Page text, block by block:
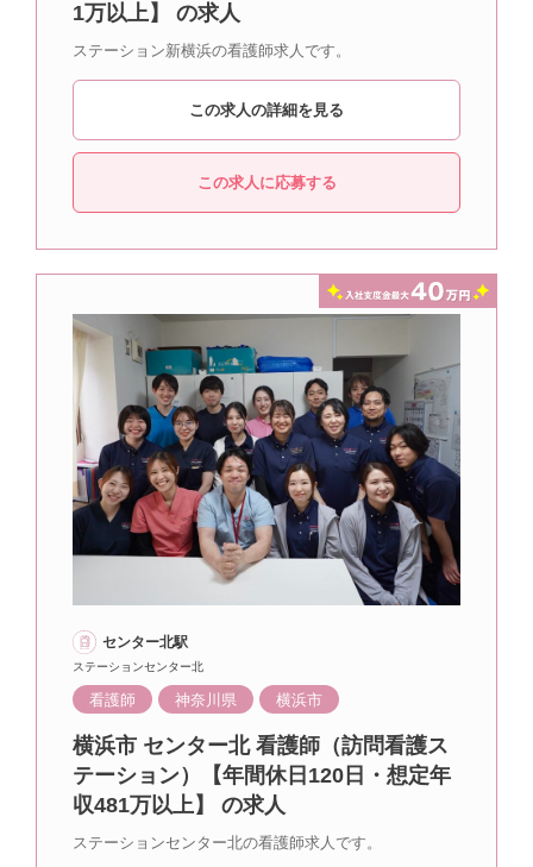
1万以上】 の求人
ステーション新横浜の看護師求人です。
この求人の詳細を見る
この求人に応募する
センター北駅
ステーションセンター北
看護師 神奈川県 横浜市
横浜市 センター北 看護師（訪問看護ス
テーション）【年間休日120日・想定年
収481万以上】 の求人
ステーションセンター北の看護師求人です。